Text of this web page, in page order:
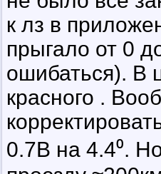
к лз в
прыгало от 0
ошибаться). В
красного .
0.7В на 4.4⁰.